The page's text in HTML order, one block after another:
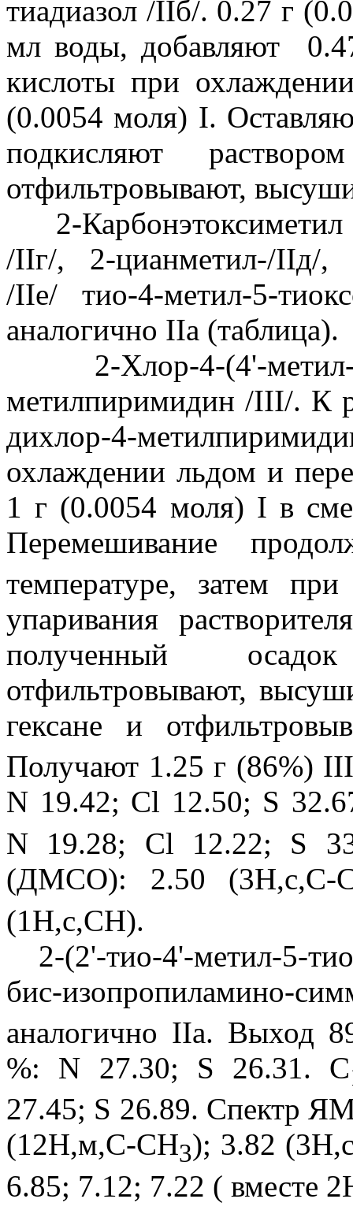
тиадиазол /IIб/. 0.27 г
мл воды, добавляют
кислоты при
(0.0054 моля) I.
подкисляют
отфильтровывают,
2-
/IIг/, 2-цианметил-/IIд/,
/IIе/ тио-4-метил-5-
аналогично IIа (таблица).
2-Хлор-4-(4'-метил-5-
метилпиримидин /III/. К
дихлор-4-
охлаждении льдом и
1 г (0.0054 моля) I в
Перемешивание
температуре, затем
упаривания
полученный
отфильтровывают,
гексане и
Получают 1.25 г (86%)
N 19.42; Cl 12.50; S
N 19.28; Cl 12.22; S
(ДМСО): 2.50 (3Н,с,C-
(1H,c,CH).
2-(2'-тио-4'-метил-5-
бис-
аналогично IIа. Выход
%: N 27.30; S 26.31. C
27.45; S 26.89. Спектр
(12Н,м,C-CH3); 3.82
6.85; 7.12; 7.22 ( вместе